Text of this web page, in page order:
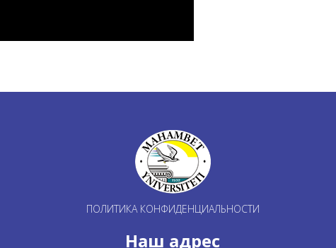
ПОЛИТИКА КОНФИДЕНЦИАЛЬНОСТИ
Наш адрес